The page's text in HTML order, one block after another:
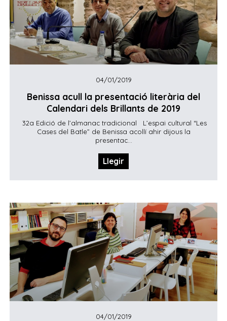
04/01/2019
Benissa acull la presentació literària del
Calendari dels Brillants de 2019
32a Edició de l’almanac tradicional L’espai cultural “Les
Cases del Batle” de Benissa acollí ahir dijous la
presentac...
Llegir
04/01/2019